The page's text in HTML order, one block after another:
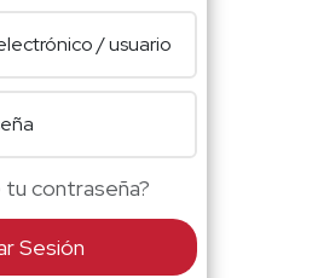
contraseña?
Sesión